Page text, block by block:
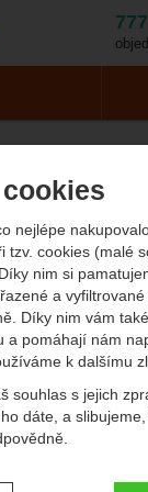
nejlépe
tzv. cookies (malé
nim si
a
Díky nim vám
a pomáhají nám
k dalšímu
souhlas s jejich
dáte, a
s
Barva: